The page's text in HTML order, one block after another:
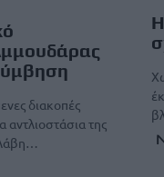
διακοπές
αντλιοστάσια της